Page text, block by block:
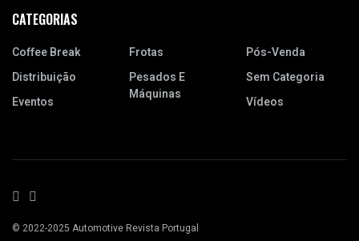
CATEGORIAS
Coffee Break
Distribuição
Eventos
Frotas
Pesados E
Máquinas
Pós-Venda
Sem Categoria
Vídeos
© 2022-2025 Automotive Revista Portugal